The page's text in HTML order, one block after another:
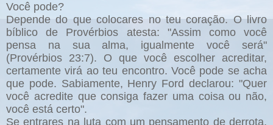
Você pode?
Depende do que colocares no teu coração. O livro
bíblico de Provérbios atesta: "Assim como você
pensa na sua alma, igualmente você será"
(Provérbios 23:7). O que você escolher acreditar,
certamente virá ao teu encontro. Você pode se acha
que pode. Sabiamente, Henry Ford declarou: "Quer
você acredite que consiga fazer uma coisa ou não,
você está certo".
Se entrares na luta com um pensamento de derrota,